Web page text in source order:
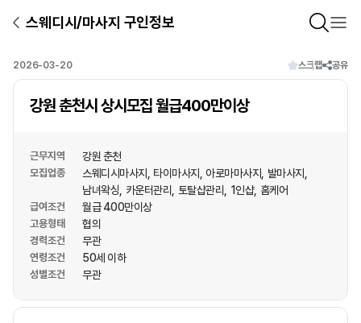
스웨디시/마사지 구인정보
2026-03-20 스크랩 공유
강원 춘천시 상시모집 월급400만이상
근무지역 강원 춘천
모집업종 스웨디시마사지 타이마사지 아로마마사지
발마사지
남녀왁싱 카운터관리 토탈샵관리 1인샵 홈케어
급여조건 월급 400만이상
고용형태 협의
경력조건 무관
연령조건 50세 이하
성별조건 무관
상호명